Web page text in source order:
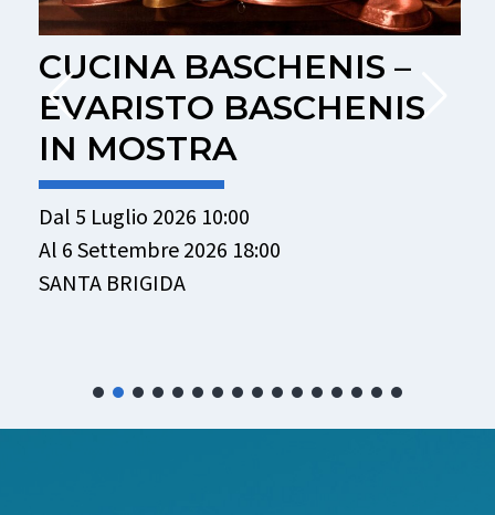
CUCINA BASCHENIS –
EVARISTO BASCHENIS
IN MOSTRA
Dal 5 Luglio 2026 10:00
Al 6 Settembre 2026 18:00
SANTA BRIGIDA